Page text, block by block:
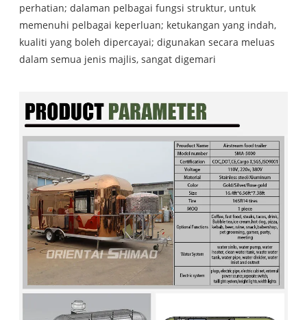
perhatian; dalaman pelbagai fungsi struktur, untuk
memenuhi pelbagai keperluan; ketukangan yang indah,
kualiti yang boleh dipercayai; digunakan secara meluas
dalam semua jenis majlis, sangat digemari